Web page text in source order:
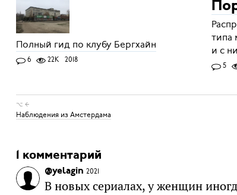
типа
и с
5
Полный гид по клубу Бергхайн
6 22K 2018
⌥ ←
Наблюдения из Амстердама
1 комментарий
@yelagin 2021
В новых сериалах, у женщин